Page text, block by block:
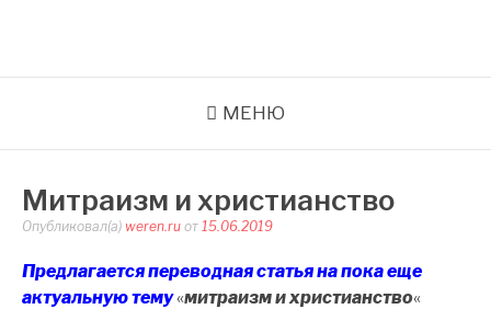
МЕНЮ
Митраизм и христианство
Опубликовал(а) weren.ru от 15.06.2019
Предлагается переводная статья на пока еще
актуальную тему«митраизм и христианство«